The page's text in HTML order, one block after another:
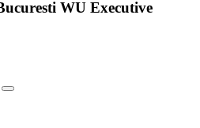
WU Executive